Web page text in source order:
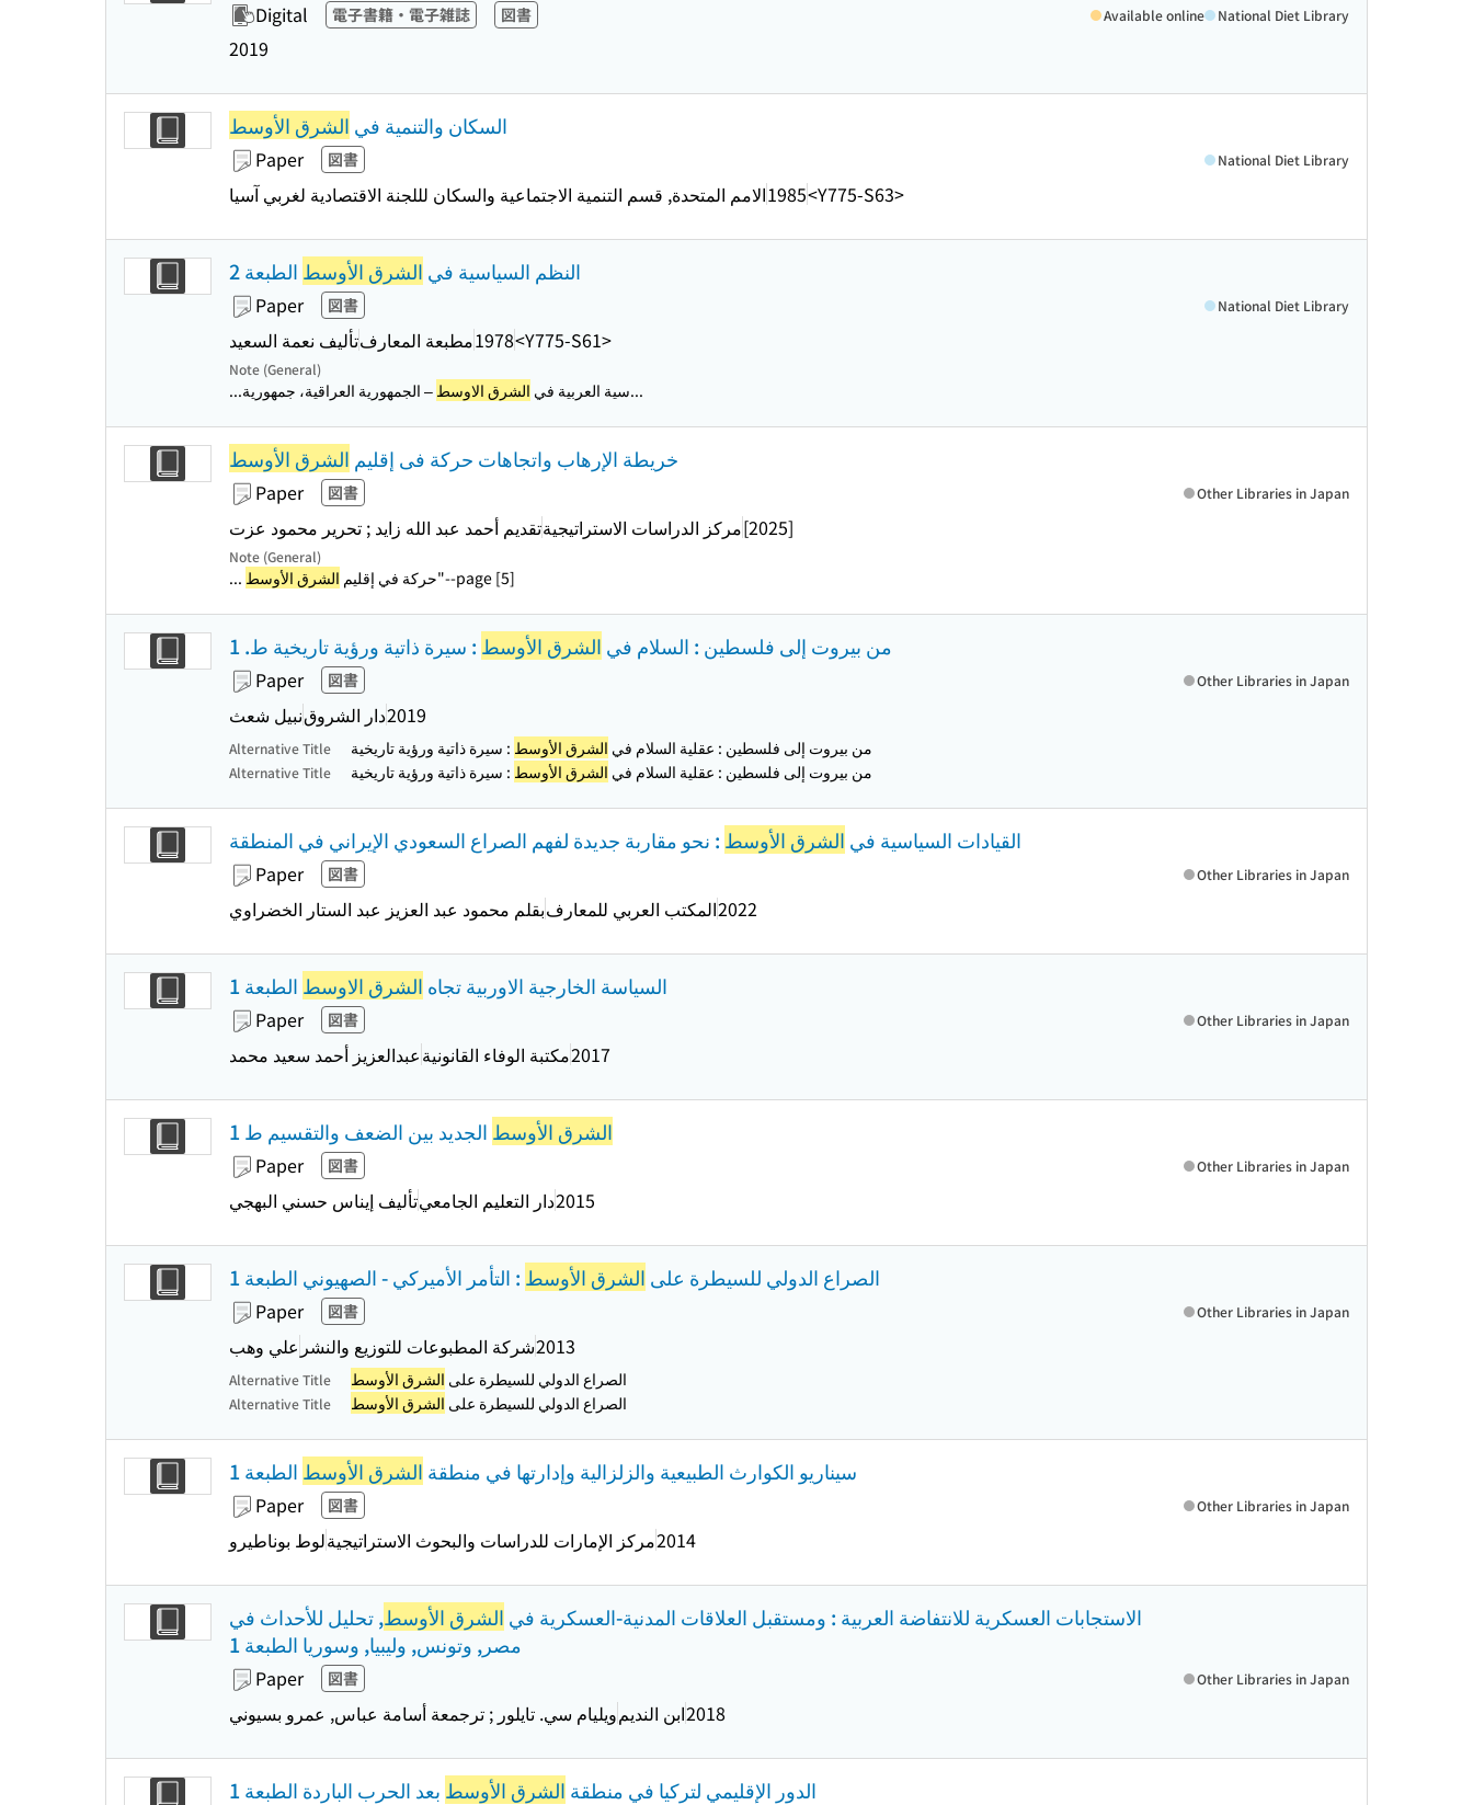
Digital 電子書籍・電子雑誌 図書
2019
Available online National Diet Library
السكان والتنمية في الشرق الأوسط
Paper 図書
الامم المتحدة, قسم التنمية الاجتماعية والسكان لللجنة الاقتصادية لغربي آسيا1985<Y775-S63>
National Diet Library
النظم السياسية في الشرق الأوسط الطبعة 2
Paper 図書
تأليف نعمة السعيدمطبعة المعارف1978<Y775-S61>
National Diet Library
Note (General)
...سية العربية في الشرق الاوسط – الجمهورية العراقية، جمهورية...
خريطة الإرهاب واتجاهات حركة فى إقليم الشرق الأوسط
Paper 図書
تقديم أحمد عبد الله زايد ; تحرير محمود عزتمركز الدراسات الاستراتيجية[2025]
Other Libraries in Japan
Note (General)
... حركة في إقليم الشرق الأوسط "--page [5]
من بيروت إلى فلسطين : السلام في الشرق الأوسط : سيرة ذاتية ورؤية تاريخية ط. 1
Paper 図書
نبيل شعثدار الشروق2019
Other Libraries in Japan
Alternative Title من بيروت إلى فلسطين : عقلية السلام في الشرق الأوسط : سيرة ذاتية ورؤية تاريخية
Alternative Title من بيروت إلى فلسطين : عقلية السلام في الشرق الأوسط : سيرة ذاتية ورؤية تاريخية
القيادات السياسية في الشرق الأوسط : نحو مقاربة جديدة لفهم الصراع السعودي الإيراني في المنطقة
Paper 図書
بقلم محمود عبد العزيز عبد الستار الخضراويالمكتب العربي للمعارف2022
Other Libraries in Japan
السیاسة الخارجیة الاوربیة تجاه الشرق الاوسط الطبعة 1
Paper 図書
عبدالعزیز أحمد سعید محمدمکتبة الوفاء القانونیة2017
Other Libraries in Japan
الشرق الأوسط الجديد بين الضعف والتقسيم ط 1
Paper 図書
تأليف إيناس حسني البهجيدار التعليم الجامعي2015
Other Libraries in Japan
الصراع الدولي للسيطرة على الشرق الأوسط : التأمر الأميركي - الصهيوني الطبعة 1
Paper 図書
علي وهب شركة المطبوعات للتوزيع والنشر2013
Other Libraries in Japan
Alternative Title الصراع الدولي للسيطرة على الشرق الأوسط
Alternative Title الصراع الدولي للسيطرة على الشرق الأوسط
سيناريو الكوارث الطبيعية والزلزالية وإدارتها في منطقة الشرق الأوسط الطبعة 1
Paper 図書
لوط بوناطيرومركز الإمارات للدراسات والبحوث الاستراتيجية2014
Other Libraries in Japan
الاستجابات العسكرية للانتفاضة العربية : ومستقبل العلاقات المدنية-العسكرية في الشرق الأوسط, تحليل للأحداث في
مصر, وتونس, وليبيا, وسوريا الطبعة 1
Paper 図書
ویلیام سي. تایلور ; ترجمعة أسامة عباس, عمرو بسیونيابن الندیم2018
Other Libraries in Japan
الدور الإقليمي لتركيا في منطقة الشرق الأوسط بعد الحرب الباردة الطبعة 1